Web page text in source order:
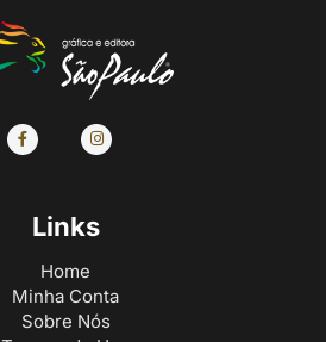
Links
Home
Minha Conta
Sobre Nós